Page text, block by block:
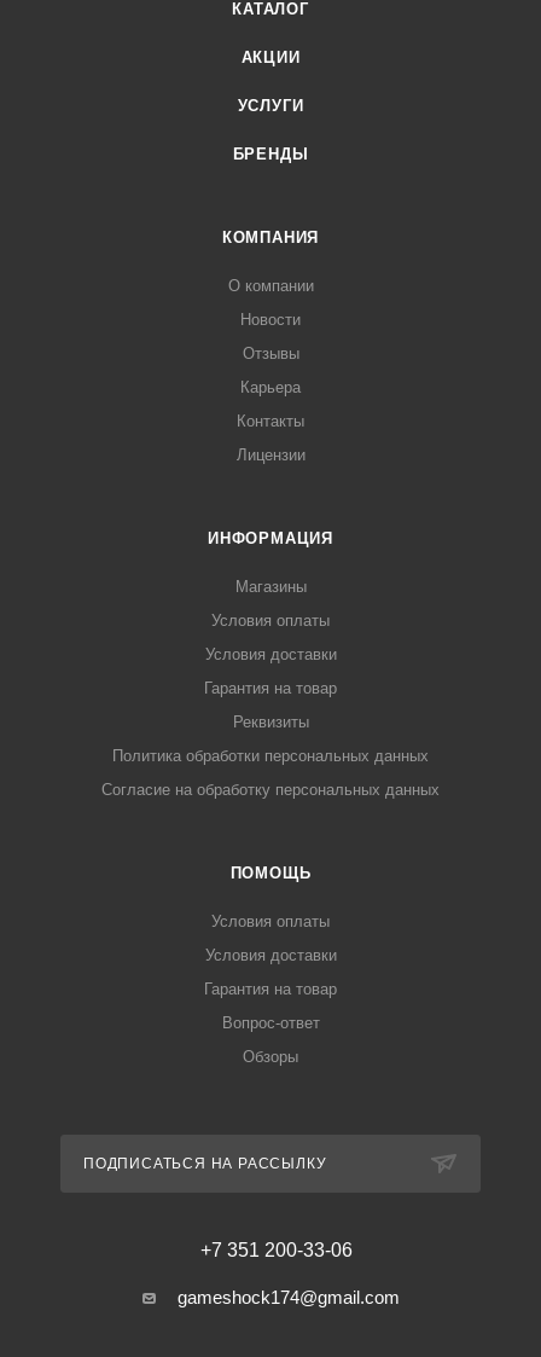
КАТАЛОГ
АКЦИИ
УСЛУГИ
БРЕНДЫ
КОМПАНИЯ
О компании
Новости
Отзывы
Карьера
Контакты
Лицензии
ИНФОРМАЦИЯ
Магазины
Условия оплаты
Условия доставки
Гарантия на товар
Реквизиты
Политика обработки персональных данных
Согласие на обработку персональных данных
ПОМОЩЬ
Условия оплаты
Условия доставки
Гарантия на товар
Вопрос-ответ
Обзоры
ПОДПИСАТЬСЯ НА РАССЫЛКУ
+7 351 200-33-06
gameshock174@gmail.com